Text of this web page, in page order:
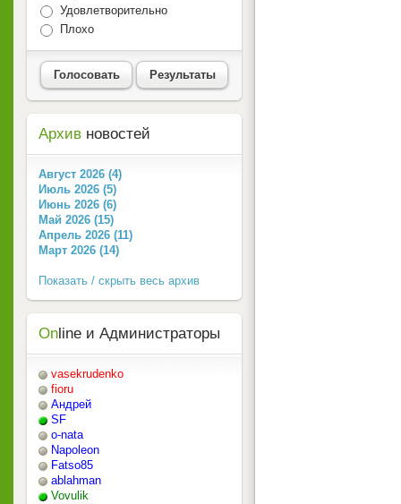
Удовлетворительно
Плохо
Голосовать Результаты
Архив новостей
Август 2026 (4)
Июль 2026 (5)
Июнь 2026 (6)
Май 2026 (15)
Апрель 2026 (11)
Март 2026 (14)
Показать / скрыть весь архив
On line и Администраторы
vasekrudenko
fioru
Андрей
SF
o-nata
Napoleon
Fatso85
ablahman
Vovulik